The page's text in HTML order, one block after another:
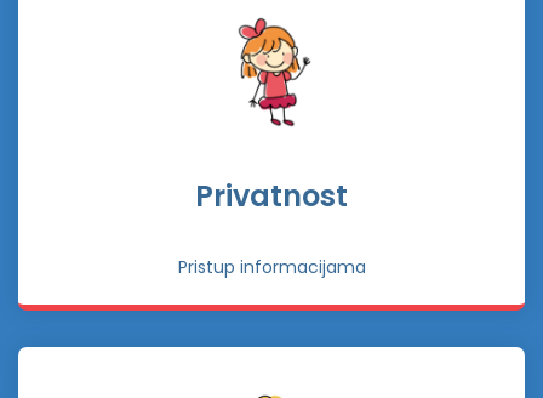
Privatnost
Pristup informacijama